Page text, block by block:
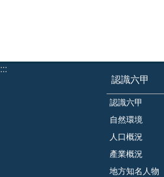
:::
認識六甲
認識六甲
自然環境
人口概況
產業概況
地方知名人物